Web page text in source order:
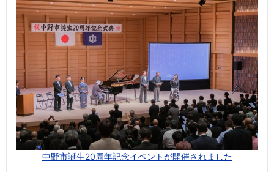
中野市誕生20周年記念イベントが開催されました